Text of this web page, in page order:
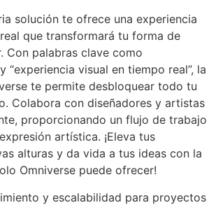
solución te ofrece una experiencia
que transformará tu forma de
Con palabras clave como
“experiencia visual en tiempo real”, la
te permite desbloquear todo tu
Colabora con diseñadores y artistas
proporcionando un flujo de trabajo
artística. ¡Eleva tus
alturas y da vida a tus ideas con la
Omniverse puede ofrecer!
y escalabilidad para proyectos